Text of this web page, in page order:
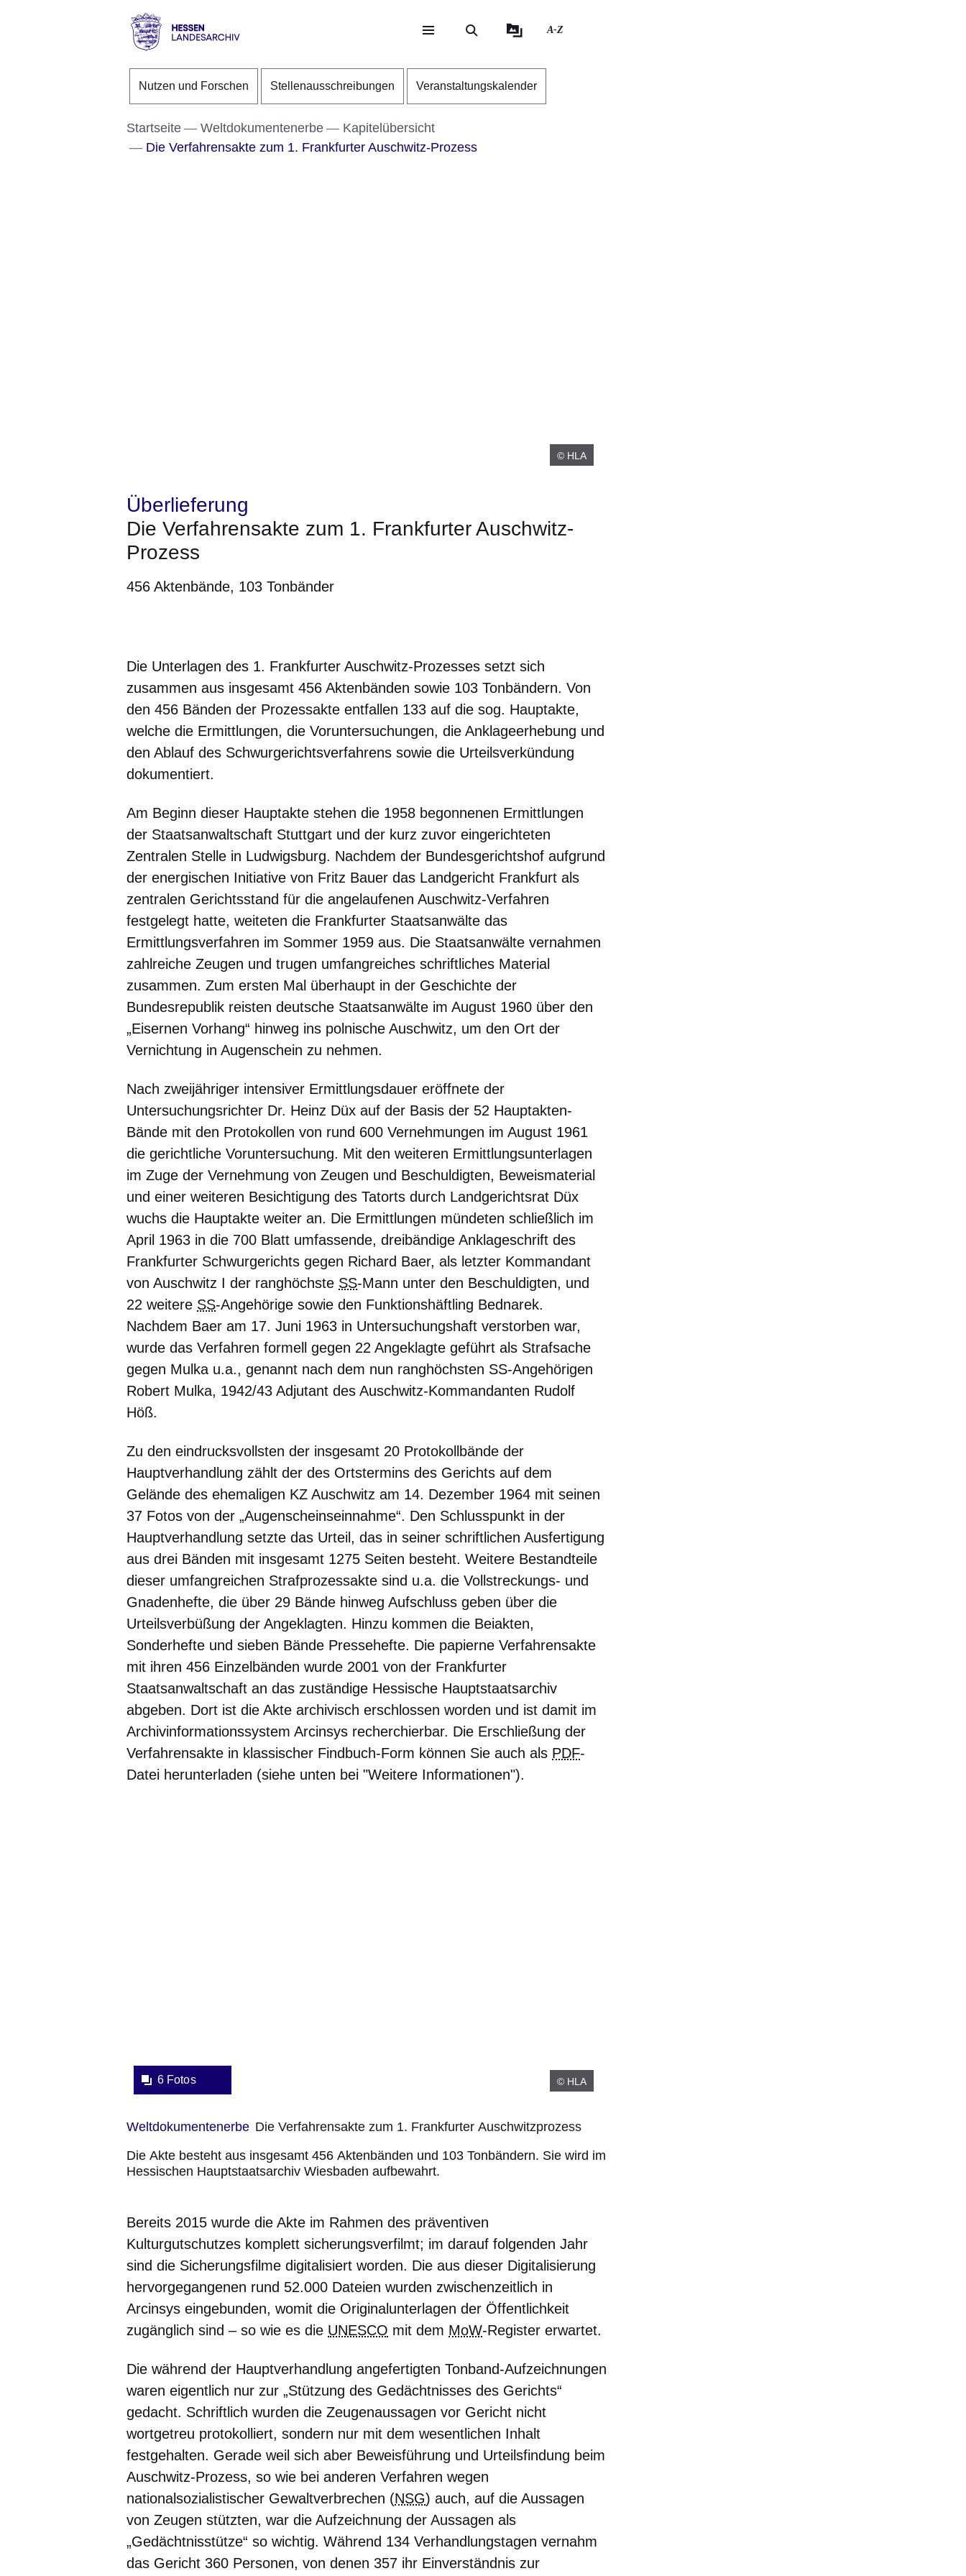
Direkt zum Kopf der Seite
Direkt zum Inhalt
Direkt zum Fuß der Seite
Landesarchiv
A-Z
Nutzen und Forschen Stellenausschreibungen Veranstaltungskalender
Startseite Weltdokumentenerbe
Kapitelübersicht
Die Verfahrensakte zum 1. Frankfurter Auschwitz-Prozess
© HLA
Überlieferung
Die Verfahrensakte zum 1. Frankfurter Auschwitz-
Prozess
456 Aktenbände, 103 Tonbänder
Die Unterlagen des 1. Frankfurter Auschwitz-Prozesses setzt sich
zusammen aus insgesamt 456 Aktenbänden sowie 103 Tonbändern. Von
den 456 Bänden der Prozessakte entfallen 133 auf die sog. Hauptakte,
welche die Ermittlungen, die Voruntersuchungen, die Anklageerhebung und
den Ablauf des Schwurgerichtsverfahrens sowie die Urteilsverkündung
dokumentiert.
Am Beginn dieser Hauptakte stehen die 1958 begonnenen Ermittlungen
der Staatsanwaltschaft Stuttgart und der kurz zuvor eingerichteten
Zentralen Stelle in Ludwigsburg. Nachdem der Bundesgerichtshof aufgrund
der energischen Initiative von Fritz Bauer das Landgericht Frankfurt als
zentralen Gerichtsstand für die angelaufenen Auschwitz-Verfahren
festgelegt hatte, weiteten die Frankfurter Staatsanwälte das
Ermittlungsverfahren im Sommer 1959 aus. Die Staatsanwälte vernahmen
zahlreiche Zeugen und trugen umfangreiches schriftliches Material
zusammen. Zum ersten Mal überhaupt in der Geschichte der
Bundesrepublik reisten deutsche Staatsanwälte im August 1960 über den
„Eisernen Vorhang“ hinweg ins polnische Auschwitz, um den Ort der
Vernichtung in Augenschein zu nehmen.
Nach zweijähriger intensiver Ermittlungsdauer eröffnete der
Untersuchungsrichter Dr. Heinz Düx auf der Basis der 52 Hauptakten-
Bände mit den Protokollen von rund 600 Vernehmungen im August 1961
die gerichtliche Voruntersuchung. Mit den weiteren Ermittlungsunterlagen
im Zuge der Vernehmung von Zeugen und Beschuldigten, Beweismaterial
und einer weiteren Besichtigung des Tatorts durch Landgerichtsrat Düx
wuchs die Hauptakte weiter an. Die Ermittlungen mündeten schließlich im
April 1963 in die 700 Blatt umfassende, dreibändige Anklageschrift des
Frankfurter Schwurgerichts gegen Richard Baer, als letzter Kommandant
von Auschwitz I der ranghöchste SS-Mann unter den Beschuldigten, und
22 weitere SS-Angehörige sowie den Funktionshäftling Bednarek.
Nachdem Baer am 17. Juni 1963 in Untersuchungshaft verstorben war,
wurde das Verfahren formell gegen 22 Angeklagte geführt als Strafsache
gegen Mulka u.a., genannt nach dem nun ranghöchsten SS-Angehörigen
Robert Mulka, 1942/43 Adjutant des Auschwitz-Kommandanten Rudolf
Höß.
Zu den eindrucksvollsten der insgesamt 20 Protokollbände der
Hauptverhandlung zählt der des Ortstermins des Gerichts auf dem
Gelände des ehemaligen KZ Auschwitz am 14. Dezember 1964 mit seinen
37 Fotos von der „Augenscheinseinnahme“. Den Schlusspunkt in der
Hauptverhandlung setzte das Urteil, das in seiner schriftlichen Ausfertigung
aus drei Bänden mit insgesamt 1275 Seiten besteht. Weitere Bestandteile
dieser umfangreichen Strafprozessakte sind u.a. die Vollstreckungs- und
Gnadenhefte, die über 29 Bände hinweg Aufschluss geben über die
Urteilsverbüßung der Angeklagten. Hinzu kommen die Beiakten,
Sonderhefte und sieben Bände Pressehefte. Die papierne Verfahrensakte
mit ihren 456 Einzelbänden wurde 2001 von der Frankfurter
Staatsanwaltschaft an das zuständige Hessische Hauptstaatsarchiv
abgeben. Dort ist die Akte archivisch erschlossen worden und ist damit im
Archivinformationssystem Arcinsys recherchierbar. Die Erschließung der
Verfahrensakte in klassischer Findbuch-Form können Sie auch als PDF-
Datei herunterladen (siehe unten bei "Weitere Informationen").
6 Fotos © HLA
Weltdokumentenerbe Die Verfahrensakte zum 1. Frankfurter Auschwitzprozess
Die Akte besteht aus insgesamt 456 Aktenbänden und 103 Tonbändern. Sie wird im
Hessischen Hauptstaatsarchiv Wiesbaden aufbewahrt.
Bereits 2015 wurde die Akte im Rahmen des präventiven
Kulturgutschutzes komplett sicherungsverfilmt; im darauf folgenden Jahr
sind die Sicherungsfilme digitalisiert worden. Die aus dieser Digitalisierung
hervorgegangenen rund 52.000 Dateien wurden zwischenzeitlich in
Arcinsys eingebunden, womit die Originalunterlagen der Öffentlichkeit
zugänglich sind – so wie es die UNESCO mit dem MoW-Register erwartet.
Die während der Hauptverhandlung angefertigten Tonband-Aufzeichnungen
waren eigentlich nur zur „Stützung des Gedächtnisses des Gerichts“
gedacht. Schriftlich wurden die Zeugenaussagen vor Gericht nicht
wortgetreu protokolliert, sondern nur mit dem wesentlichen Inhalt
festgehalten. Gerade weil sich aber Beweisführung und Urteilsfindung beim
Auschwitz-Prozess, so wie bei anderen Verfahren wegen
nationalsozialistischer Gewaltverbrechen (NSG) auch, auf die Aussagen
von Zeugen stützten, war die Aufzeichnung der Aussagen als
„Gedächtnisstütze“ so wichtig. Während 134 Verhandlungstagen vernahm
das Gericht 360 Personen, von denen 357 ihr Einverständnis zur